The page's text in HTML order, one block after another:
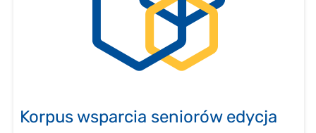
Korpus wsparcia seniorów edycja